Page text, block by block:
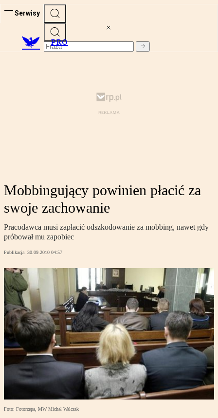
Serwisy
PRO
Mobbingujący powinien płacić za
swoje zachowanie
Pracodawca musi zapłacić odszkodowanie za mobbing, nawet gdy
próbował mu zapobiec
Publikacja: 30.09.2010 04:57
Foto: Fotorzepa, MW Michał Walczak